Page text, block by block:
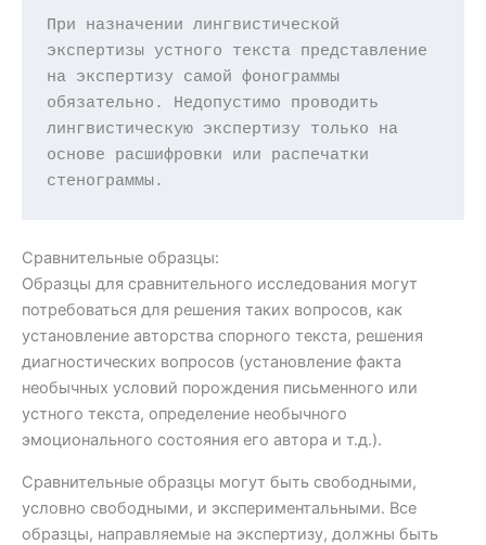
При назначении лингвистической
экспертизы устного текста представление
на экспертизу самой фонограммы
обязательно. Недопустимо проводить
лингвистическую экспертизу только на
основе расшифровки или распечатки
стенограммы.
Сравнительные образцы:
Образцы для сравнительного исследования могут
потребоваться для решения таких вопросов, как
установление авторства спорного текста, решения
диагностических вопросов (установление факта
необычных условий порождения письменного или
устного текста, определение необычного
эмоционального состояния его автора и т.д.).
Сравнительные образцы могут быть свободными,
условно свободными, и экспериментальными. Все
образцы, направляемые на экспертизу, должны быть